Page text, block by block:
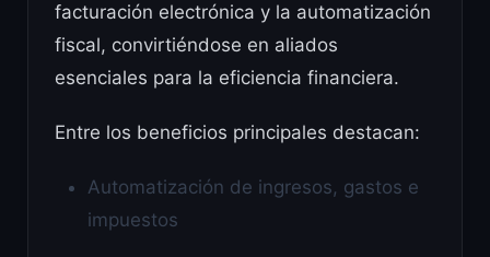
facturación electrónica y la automatización
fiscal, convirtiéndose en aliados
esenciales para la eficiencia financiera.
Entre los beneficios principales destacan:
Automatización de ingresos, gastos e
impuestos